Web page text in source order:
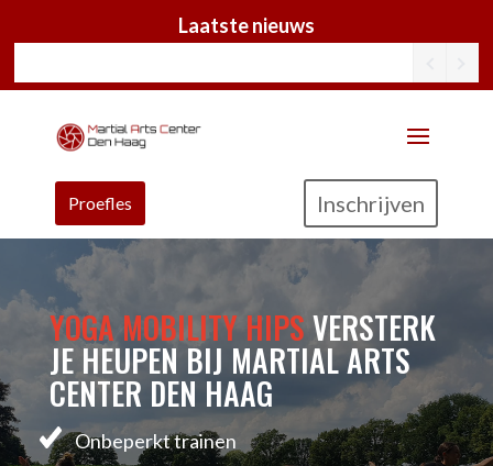
Laatste nieuws
Proefles Inschrijven
YOGA MOBILITY HIPSVERSTERK
JE HEUPEN BIJ MARTIAL ARTS
CENTER DEN HAAG
Onbeperkt trainen